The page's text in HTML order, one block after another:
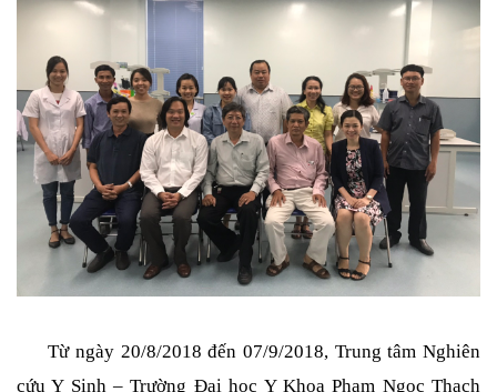
Từ ngày 20/8/2018 đến 07/9/2018, Trung tâm Nghiên
cứu Y Sinh – Trường Đại học Y Khoa Phạm Ngọc Thạch